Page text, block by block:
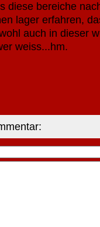
diese bereiche
lager erfahren,
auch in dieser
weiss...hm.